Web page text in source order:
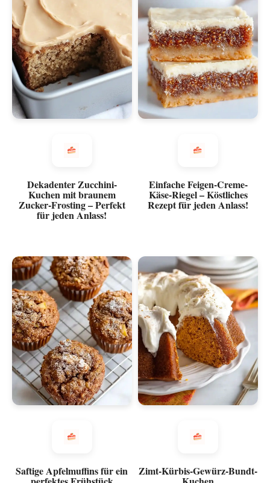
Dekadenter Zucchini-
Kuchen mit braunem
Zucker-Frosting – Perfekt
für jeden Anlass!
Einfache Feigen-Creme-
Käse-Riegel – Köstliches
Rezept für jeden Anlass!
Saftige Apfelmuffins für ein Zimt-Kürbis-Gewürz-Bundt-